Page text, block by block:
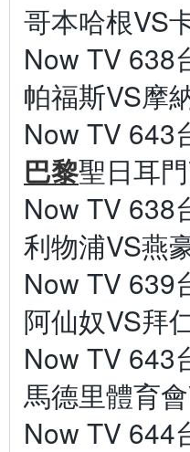
哥本哈根VS
Now TV 638
帕福斯VS摩
Now TV 643
巴黎聖日耳
Now TV 638
利物浦VS燕
Now TV 639
阿仙奴VS拜
Now TV 643
馬德里體育
Now TV 644